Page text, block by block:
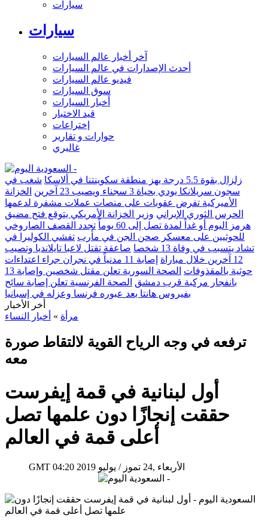
سيارات
سيارات
آخر أخبار عالم السيارات
أحدث الإصدارات في عالم السيارات
فيديو عالم السيارات
سوق السيارات
أخبار السيارات
قيد الاختبار
إختراعات
حوارات و تقارير
غاليري
زلزال بقوة 5.5 درجة يهز منطقة سكوينتنا في ألاسكا
شغب في
سجون سريلانكا يودي بحياة 3 سجناء ويصيب 23 آخرين
الخزانة
الأميركية تفرض عقوبات على منصات عملات مشفرة لدعمها
الحرس الثوري الإيراني وزير الخزانة الأمريكي يتوقع فتح مضيق
هرمز اليوم أو غداً لمدة تصل إلى 60 يوماً
تجدد القصف الصاروخي
للحوثيين على معسكر صحن الجن في مأرب تفشي الكوليرا في
تشاد يتسبب في وفاة 13 شخصا
صاعقة تقتل لاعبا تايلانديا وتصيب
12 آخرين خلال مباراة
إصابة 11 مدنياً في نجران جراء اعتداءات
حوثية بالمقذوفات
الصحة السورية تعلن مقتل شخصين وإصابة 13
بانفجار مركبة قرب دمشق الصحة الفرنسية تعلن إصابة سائح
بفيروس هانتا بعد عبوره فرنسا وعزله في إسبانيا
أخر الأخبار
مرأة » أخبار النساء
ترفعه في وجه الرياح القوية لالتقاط صورة
معه
أول لبنانية في قمة إيفرست
حققت إنجازًا دون علمها تصل
أعلى قمة في العالم
GMT 04:20 2019 الأربعاء ,24 تموز / يوليو